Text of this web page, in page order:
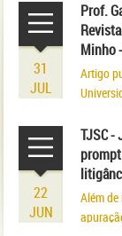
31
JUL
Prof.
Minho
Artigo
22
JUN
TJSC -
Além